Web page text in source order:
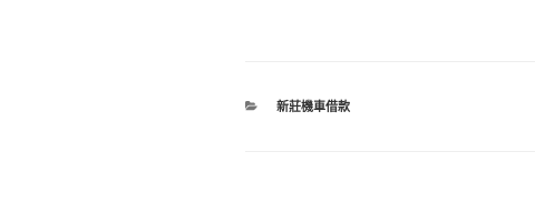
分
新莊機車借款